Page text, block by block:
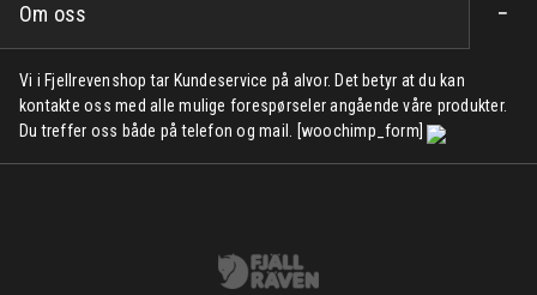
Om oss
Vi i Fjellrevenshop tar Kundeservice på alvor. Det betyr at du kan
kontakte oss med alle mulige forespørseler angående våre produkter.
Du treffer oss både på telefon og mail. [woochimp_form]